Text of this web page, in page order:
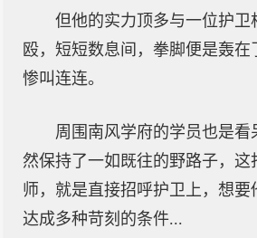
但他的实力顶多与一位护卫
殴，短短数息间，拳脚便是轰
惨叫连连。
周围南风学府的学员也是看
然保持了一如既往的野路子，这
师，就是直接招呼护卫上，想要
达成多种苛刻的条件...